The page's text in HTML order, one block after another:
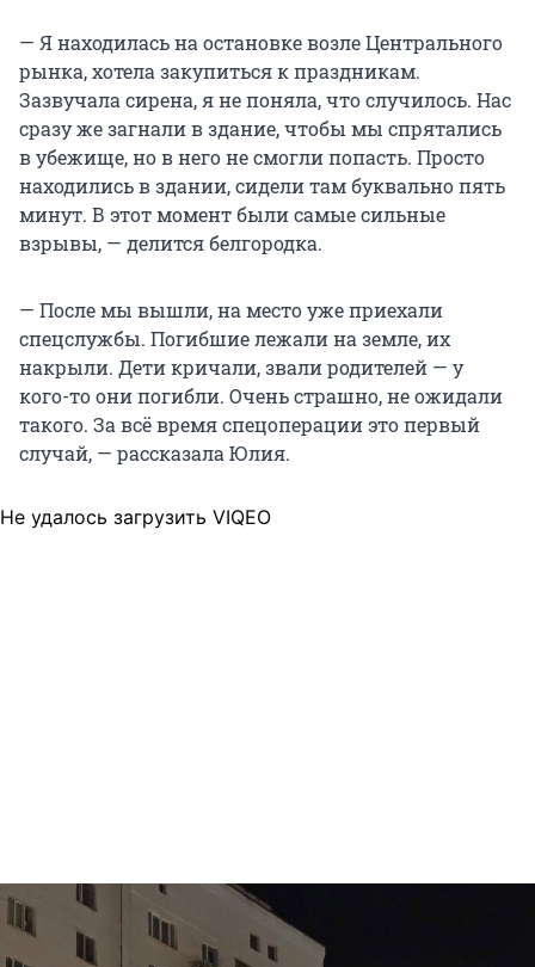
— Я находилась на остановке возле Центрального
рынка, хотела закупиться к праздникам.
Зазвучала сирена, я не поняла, что случилось. Нас
сразу же загнали в здание, чтобы мы спрятались
в убежище, но в него не смогли попасть. Просто
находились в здании, сидели там буквально пять
минут. В этот момент были самые сильные
взрывы, — делится белгородка.
— После мы вышли, на место уже приехали
спецслужбы. Погибшие лежали на земле, их
накрыли. Дети кричали, звали родителей — у
кого-то они погибли. Очень страшно, не ожидали
такого. За всё время спецоперации это первый
случай, — рассказала Юлия.
Не удалось загрузить VIQEO